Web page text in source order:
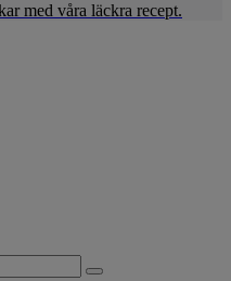
med våra läckra recept.